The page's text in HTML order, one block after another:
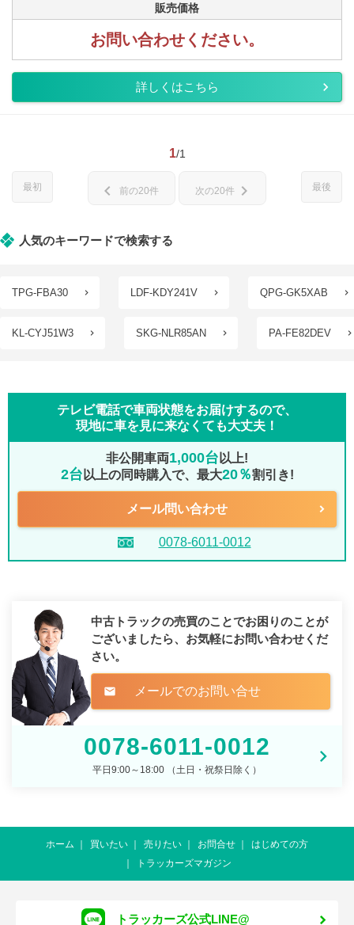
販売価格
お問い合わせください。
詳しくはこちら
1/1
最初 最後
chevron_left 前の20件 次の20件 chevron_right
人気のキーワードで検索する
TPG-FBA30 LDF-KDY241V QPG-GK5XAB
KL-CYJ51W3 SKG-NLR85AN PA-FE82DEV
テレビ電話で車両状態をお届けするので、
現地に車を見に来なくても大丈夫！
非公開車両1,000台 以上!
2台 以上の同時購入で、最大20％割引き!
メール問い合わせ
0078-6011-0012
中古トラックの売買のことでお困りのことが
ございましたら、 お気軽にお問い合わせくだ
さい。
mail メールでのお問い合せ
0078-6011-0012
平日9:00～18:00 （土日・祝祭日除く）
ホーム 買いたい 売りたい お問合せ
はじめての方
トラッカーズマガジン
トラッカーズ公式LINE@